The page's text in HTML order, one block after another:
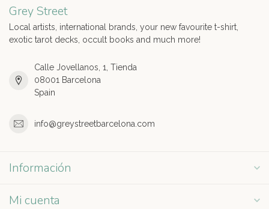
Grey Street
Local artists, international brands, your new favourite t-shirt,
exotic tarot decks, occult books and much more!
Calle Jovellanos, 1, Tienda
08001 Barcelona
Spain
info@greystreetbarcelona.com
Información
Mi cuenta